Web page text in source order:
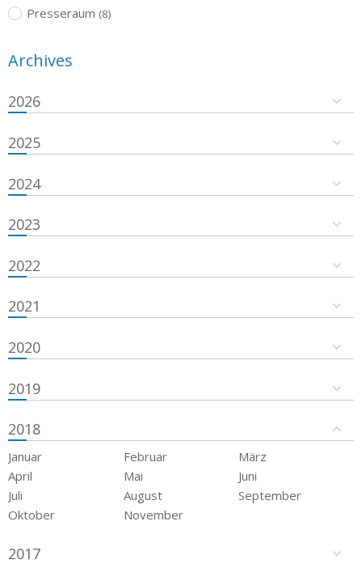
Presseraum (8)
Archives
2026
2025
2024
2023
2022
2021
2020
2019
2018
Januar Februar
März
April
Mai
Juni
Juli
August
September
Oktober
November
2017